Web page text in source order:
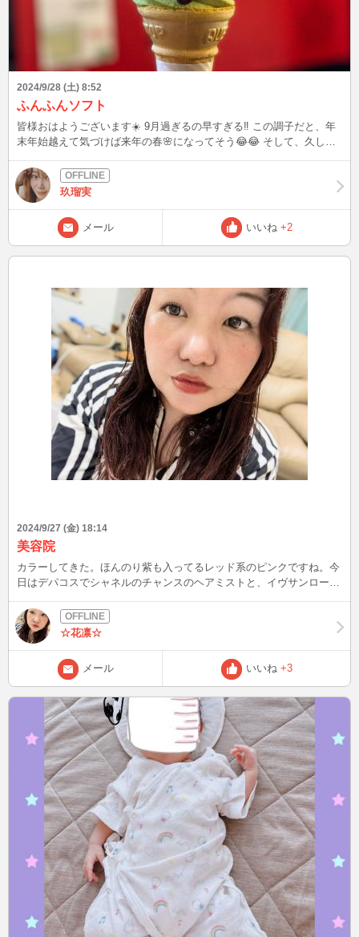
2024/9/28 (土) 8:52
ふんふんソフト
皆様おはようございます☀️ 9月過ぎるの早すぎる‼️ この調子だと、年
末年始越えて気づけば来年の春🌸になってそう😂😂 そして、久しぶ
きました。 クッキーを5種類作りました。 好きな事を無心でする！
かなりリフレッシュ出来ました👍👍 そして、18時台はかき氷屋はど
こも閉まってる〜 こちらもお久しぶりに食べました！ 奈良名物、名
物かは知らんけど…🙄🙄 ふんふんソフト🍦 350円が400円に値上がり
してました。 スジャータのアイス🍨で400円は高い‼️ でも鹿さん🦌乗
ってるから鹿たない‼️ 今回はお菓子教室だったけど、10月は若草山に
張っろっと👍👍
玖瑠実
メール いいね +2
2024/9/27 (金) 18:14
美容院
カラーしてきた。ほんのり紫も入ってるレッド系のピンクですね。今
日はデパコスでシャネルのチャンスのヘアミストと、イヴサンローラ
ャワーして、21時か21時過ぎにはinしたいなぁ！ たくさんお話＆イチ
ャイチャしましょううね。
☆花凛☆
メール いいね +3